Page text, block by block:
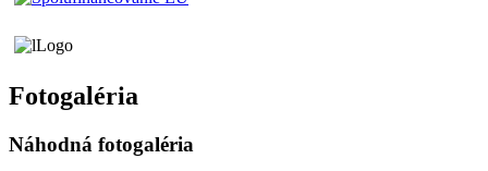
Fotogaléria
Náhodná fotogaléria